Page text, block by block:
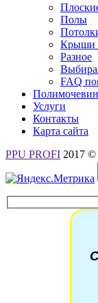
Полы
Крыши
Разное
FAQ
Услуги
Контакты
Карта сайта
PPU PROFI 2017